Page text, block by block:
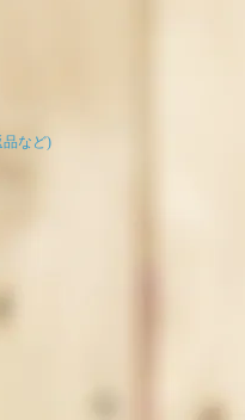
品など)